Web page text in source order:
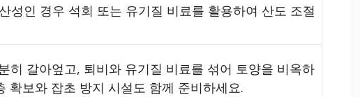
성인 경우 석회 또는 유기질 비료를 활용하여 산도 조절
히 갈아엎고, 퇴비와 유기질 비료를 섞어 토양을 비옥하
확보와 잡초 방지 시설도 함께 준비하세요.